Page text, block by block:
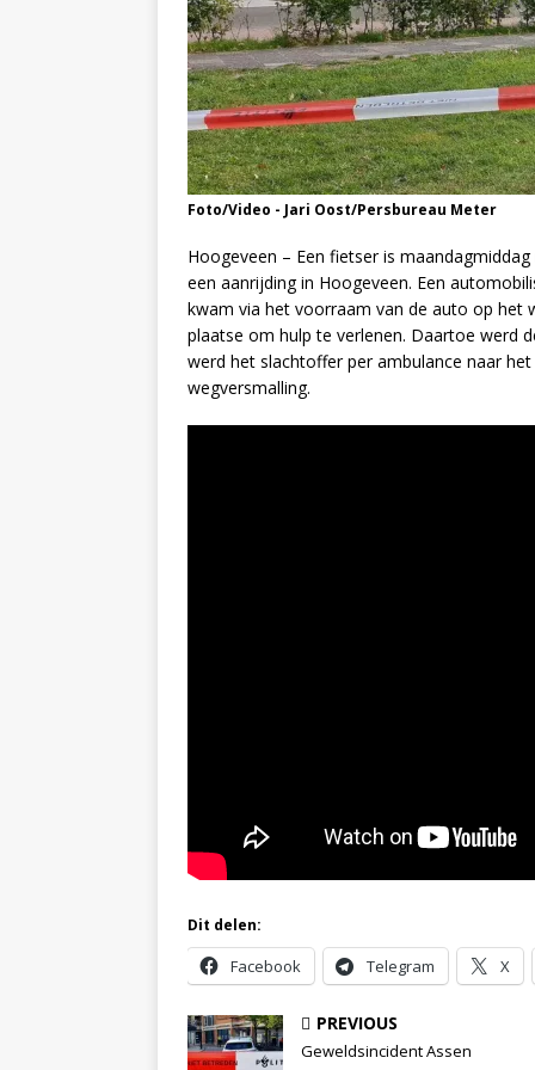
Foto/Video - Jari Oost/Persbureau Meter
Hoogeveen – Een fietser is
een aanrijding in Hoogeveen. Een
kwam via het voorraam van de auto op het
plaatse om hulp te verlenen. Daartoe werd
werd het slachtoffer per ambulance naar
wegversmalling.
Dit delen:
Facebook Telegram X
PREVIOUS
Geweldsincident Assen